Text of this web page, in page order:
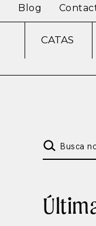
Blog
CATAS
Search